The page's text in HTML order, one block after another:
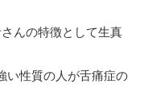
んの特徴として生真
い性質の人が舌痛症の